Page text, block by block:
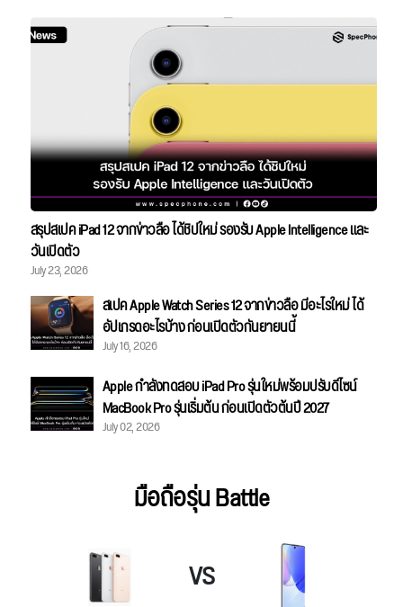
สรุปสเปค iPad 12 จากข่าวลือ ได้ชิปใหม่ รองรับ Apple Intelligence และ
วันเปิดตัว
July 23, 2026
สเปค Apple Watch Series 12 จากข่าวลือ มีอะไรใหม่ ได้
อัปเกรดอะไรบ้าง ก่อนเปิดตัวกันยายนนี้
July 16, 2026
Apple กำลังทดสอบ iPad Pro รุ่นใหม่พร้อมปรับดีไซน์
MacBook Pro รุ่นเริ่มต้น ก่อนเปิดตัวต้นปี 2027
July 02, 2026
มือถือรุ่น Battle
VS